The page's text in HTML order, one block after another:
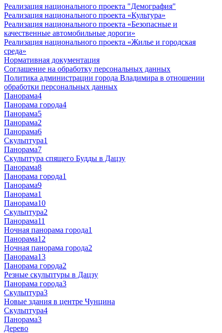
Реализация национального проекта "Демография"
Реализация национального проекта «Культура»
Реализация национального проекта «Безопасные и
качественные автомобильные дороги»
Реализация национального проекта «Жилье и городская
среда»
Нормативная документация
Соглашение на обработку персональных данных
Политика администрации города Владимира в отношении
обработки персональных данных
Панорама4
Панорама города4
Панорама5
Панорама2
Панорама6
Скульптура1
Панорама7
Скульптура спящего Будды в Дацзу
Панорама8
Панорама города1
Панорама9
Панорама1
Панорама10
Скульптура2
Панорама11
Ночная панорама города1
Панорама12
Ночная панорама города2
Панорама13
Панорама города2
Резные скульптуры в Дацзу
Панорама города3
Скульптура3
Новые здания в центре Чунцина
Скульптура4
Панорама3
Дерево